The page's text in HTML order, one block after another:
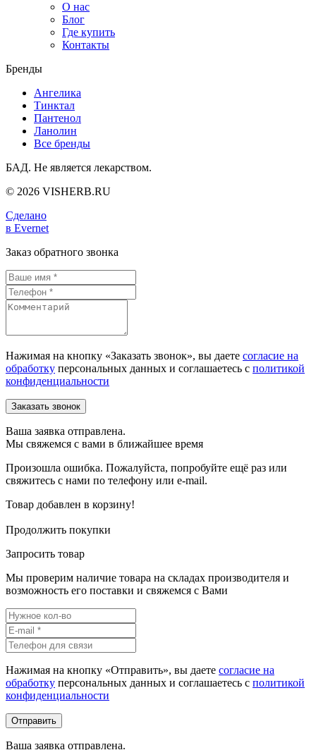
О нас
Блог
Где купить
Контакты
Бренды
Ангелика
Тинктал
Пантенол
Ланолин
Все бренды
БАД. Не является лекарством.
© 2026 VISHERB.RU
Сделано
в Evernet
Заказ обратного звонка
Нажимая на кнопку «Заказать звонок», вы даете согласие на
обработку персональных данных и соглашаетесь c политикой
конфиденциальности
Ваша заявка отправлена.
Мы свяжемся с вами в ближайшее время
Произошла ошибка. Пожалуйста, попробуйте ещё раз или
свяжитесь с нами по телефону или e-mail.
Товар добавлен в корзину!
Продолжить покупки
Запросить товар
Мы проверим наличие товара на складах производителя и
возможность его поставки и свяжемся с Вами
Нажимая на кнопку «Отправить», вы даете согласие на
обработку персональных данных и соглашаетесь c политикой
конфиденциальности
Ваша заявка отправлена.